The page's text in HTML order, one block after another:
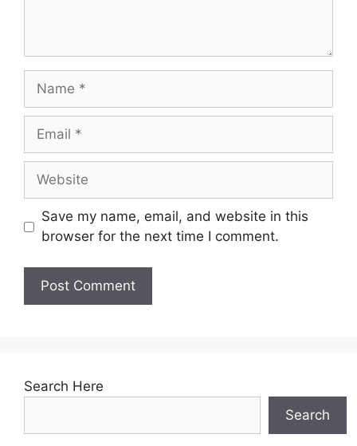
Name
Email
Website
Save my name, email, and website in this
browser for the next time I comment.
Search Here
Search